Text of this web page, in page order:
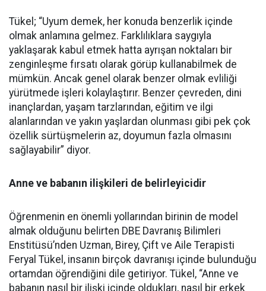
Tükel; “Uyum demek, her konuda benzerlik içinde
olmak anlamına gelmez. Farklılıklara saygıyla
yaklaşarak kabul etmek hatta ayrışan noktaları bir
zenginleşme fırsatı olarak görüp kullanabilmek de
mümkün. Ancak genel olarak benzer olmak evliliği
yürütmede işleri kolaylaştırır. Benzer çevreden, dini
inançlardan, yaşam tarzlarından, eğitim ve ilgi
alanlarından ve yakın yaşlardan olunması gibi pek çok
özellik sürtüşmelerin az, doyumun fazla olmasını
sağlayabilir” diyor.
Anne ve babanın ilişkileri de belirleyicidir
Öğrenmenin en önemli yollarından birinin de model
almak olduğunu belirten DBE Davranış Bilimleri
Enstitüsü’nden Uzman, Birey, Çift ve Aile Terapisti
Feryal Tükel, insanın birçok davranışı içinde bulunduğu
ortamdan öğrendiğini dile getiriyor. Tükel, “Anne ve
babanın nasıl bir ilişki içinde oldukları, nasıl bir erkek